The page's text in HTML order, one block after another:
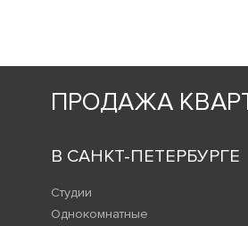
ПРОДАЖА
В САНКТ-ПЕТЕРБУРГЕ
Студии
Однокомнатные